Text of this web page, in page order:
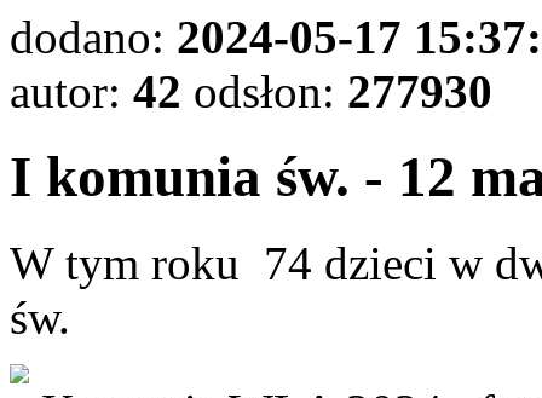
dodano: 2024-05-17
autor: 42 odsłon: 277930
I komunia św. - 12
W tym roku 74 dzieci w
św.